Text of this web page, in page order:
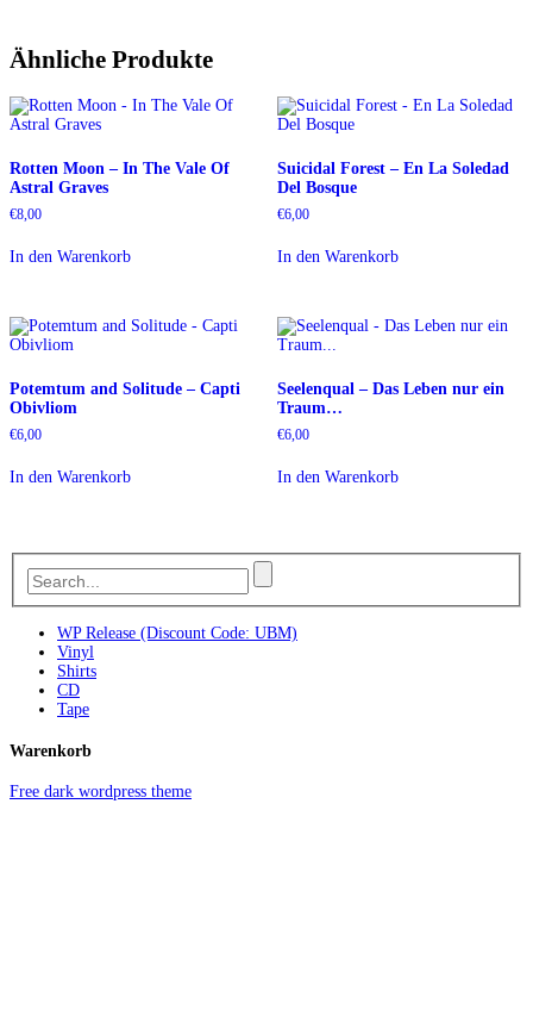
Ähnliche Produkte
Rotten Moon – In The Vale Of
Astral Graves
€8,00
In den Warenkorb
Suicidal Forest – En La Soledad
Del Bosque
€6,00
In den Warenkorb
Potemtum and Solitude – Capti
Obivliom
€6,00
In den Warenkorb
Seelenqual – Das Leben nur ein
Traum…
€6,00
In den Warenkorb
WP Release (Discount Code: UBM)
Vinyl
Shirts
CD
Tape
Warenkorb
Free dark wordpress theme